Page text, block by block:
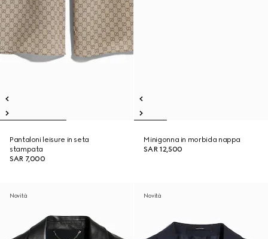
Pantaloni leisure in seta
stampata
SAR 7,000
Minigonna in morbida nappa
SAR 12,500
Novità Novità